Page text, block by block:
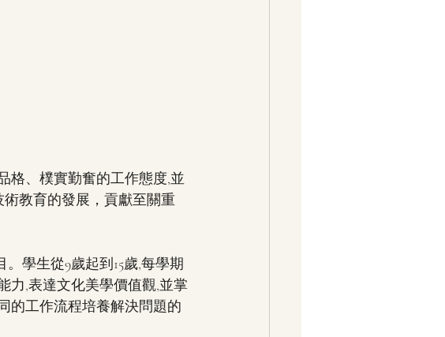
格、樸實勤奮的工作態度,並
教育的發展，貢獻至關重
。學生從9歲起到15歲,每學期
力,表達文化美學價值觀,並掌
的工作流程培養解決問題的